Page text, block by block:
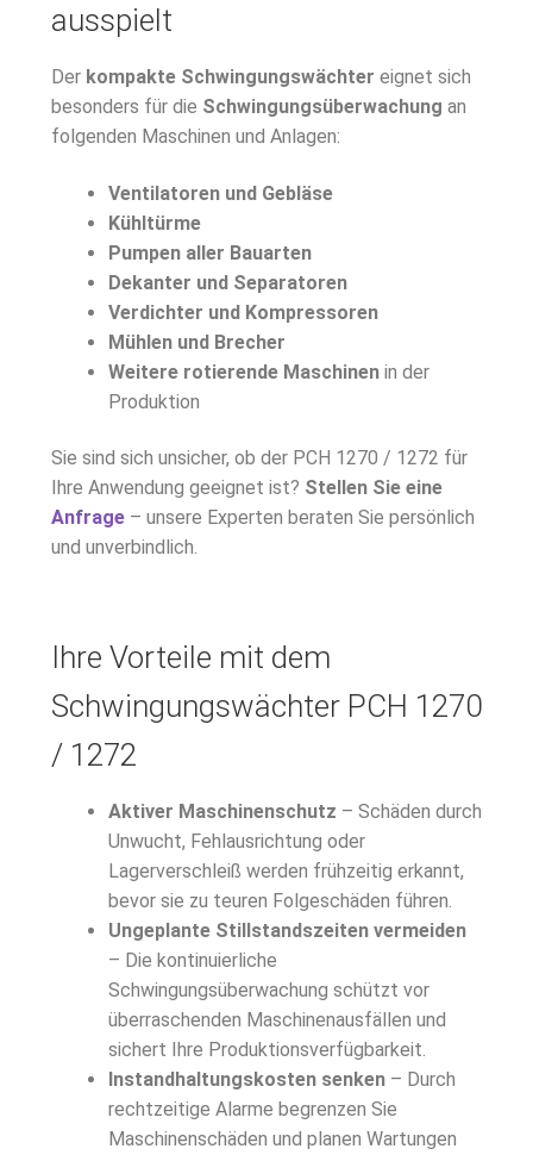
ausspielt
Der kompakte Schwingungswächter eignet sich
besonders für die Schwingungsüberwachung an
folgenden Maschinen und Anlagen:
Ventilatoren und Gebläse
Kühltürme
Pumpen aller Bauarten
Dekanter und Separatoren
Verdichter und Kompressoren
Mühlen und Brecher
Weitere rotierende Maschinen in der
Produktion
Sie sind sich unsicher, ob der PCH 1270 / 1272 für
Ihre Anwendung geeignet ist? Stellen Sie eine
Anfrage– unsere Experten beraten Sie persönlich
und unverbindlich.
Ihre Vorteile mit dem
Schwingungswächter PCH 1270
/ 1272
Aktiver Maschinenschutz – Schäden durch
Unwucht, Fehlausrichtung oder
Lagerverschleiß werden frühzeitig erkannt,
bevor sie zu teuren Folgeschäden führen.
Ungeplante Stillstandszeiten vermeiden
– Die kontinuierliche
Schwingungsüberwachung schützt vor
überraschenden Maschinenausfällen und
sichert Ihre Produktionsverfügbarkeit.
Instandhaltungskosten senken– Durch
rechtzeitige Alarme begrenzen Sie
Maschinenschäden und planen Wartungen